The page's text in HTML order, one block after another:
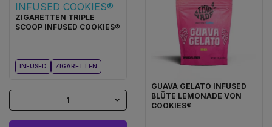
ZIGARETTEN TRIPLE
SCOOP INFUSED COOKIES®
INFUSED ZIGARETTEN
1
GUAVA GELATO INFUSED
BLÜTE LEMONADE VON
COOKIES®